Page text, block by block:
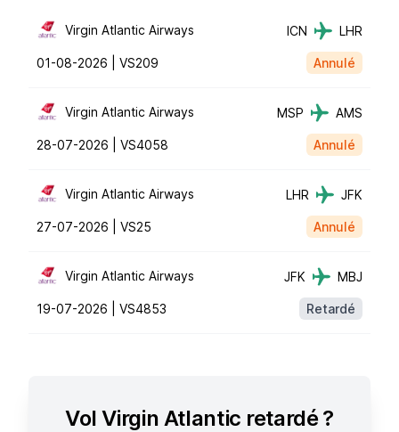
Virgin Atlantic Airways ICN LHR
01-08-2026 | VS209 Annulé
Virgin Atlantic Airways MSP AMS
28-07-2026 | VS4058 Annulé
Virgin Atlantic Airways LHR JFK
27-07-2026 | VS25 Annulé
Virgin Atlantic Airways JFK MBJ
19-07-2026 | VS4853 Retardé
Vol Virgin Atlantic retardé ?